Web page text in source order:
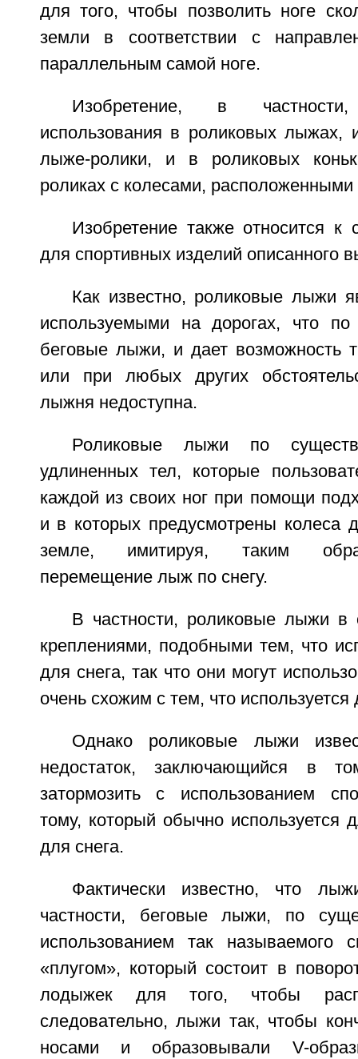
для того, чтобы позволить ноге
земли в соответствии с
параллельным самой ноге.
Изобретение, в
использования в роликовых лыжах,
лыже-ролики, и в роликовых
роликах с колесами,
Изобретение также относится к
для спортивных изделий описанного
Как известно, роликовые лыжи
используемыми на дорогах, что по
беговые лыжи, и дает возможность
или при любых других
лыжня недоступна.
Роликовые лыжи по
удлиненных тел, которые
каждой из своих ног при помощи
и в которых предусмотрены колеса
земле, имитируя, таким
перемещение лыж по снегу.
В частности, роликовые лыжи в
креплениями, подобными тем, что
для снега, так что они могут
очень схожим с тем, что
Однако роликовые лыжи
недостаток, заключающийся в
затормозить с использованием
тому, который обычно используется
для снега.
Фактически известно, что
частности, беговые лыжи, по
использованием так называемого
«плугом», который состоит в
лодыжек для того, чтобы
следовательно, лыжи так, чтобы
носами и образовывали V-